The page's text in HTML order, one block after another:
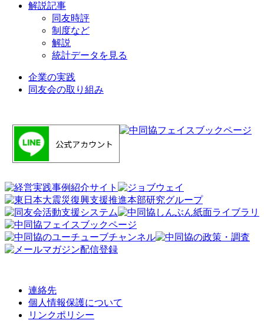
解説記事
同友時評
制度など
解説
統計データを見る
企業の実践
同友会の取り組み
連絡先
個人情報保護について
リンクポリシー